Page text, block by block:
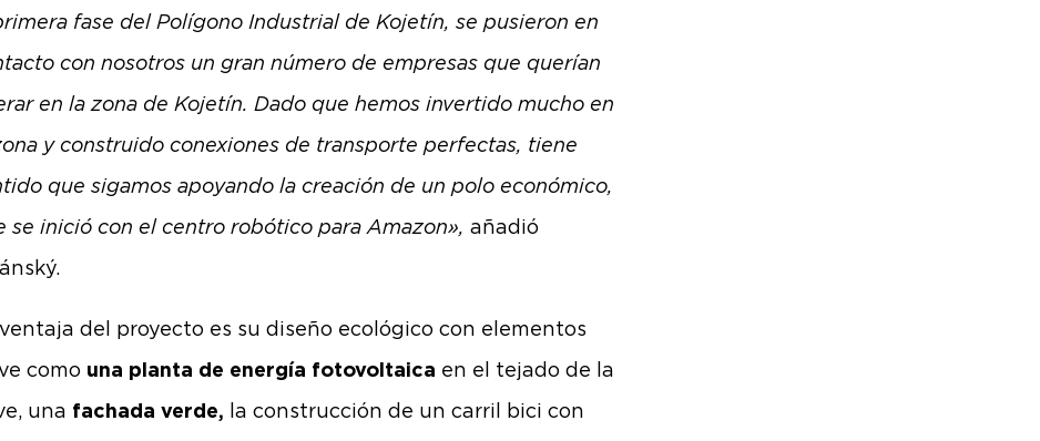
fase del Polígono Industrial de Kojetín, se pusieron en
con nosotros un gran número de empresas que querían
en la zona de Kojetín. Dado que hemos invertido mucho en
y construido conexiones de transporte perfectas, tiene
que sigamos apoyando la creación de un polo económico,
se inició con el centro robótico para Amazon», añadió
del proyecto es su diseño ecológico con elementos
como una planta de energía fotovoltaica en el tejado de la
una fachada verde, la construcción de un carril bici con